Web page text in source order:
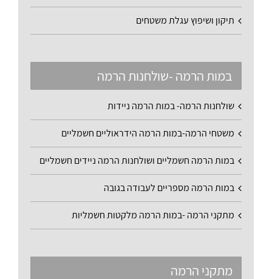
תיקון ושיפוץ עגלת משטחים
במות הרמה -שולחנות הרמה
שולחנות הרמה- במות הרמה ניידות
משטחי הרמה-במות הרמה הידראוליים חשמליים
במות הרמה חשמליים ושולחנות הרמה ניידים חשמליים
במות הרמה מספריים לעבודה בגובה
מתקני הרמה -במות הרמה מלקטות חשמליות
מתקני הרמה